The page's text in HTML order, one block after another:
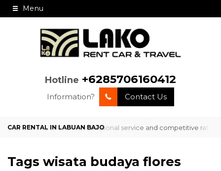
Menu
Hotline +6285706160412
Information? Contact Us
in Labuan Bajo with professional service and competitive
Tags wisata budaya flores